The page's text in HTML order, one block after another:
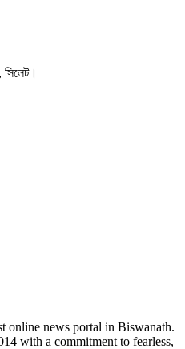
সিলেট।
online news portal in Biswanath.
with a commitment to fearless,